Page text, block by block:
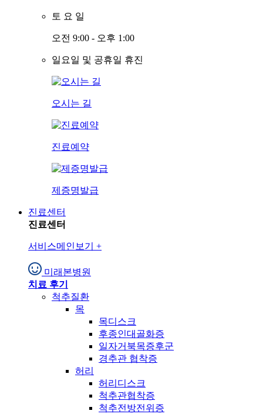
토 요 일
오전 9:00 - 오후 1:00
일요일 및 공휴일 휴진
오시는 길
진료예약
제증명발급
진료센터
진료센터
서비스메인보기 +
미래본병원
치료 후기
척추질환
목
목디스크
후종인대골화증
일자거북목증후군
경추관 협착증
허리
허리디스크
척추관협착증
척추전방전위증